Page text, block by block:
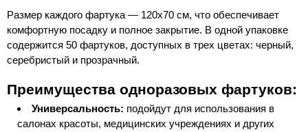
Размер каждого фартука — 120х70 см, что обеспечивает
комфортную посадку и полное закрытие. В одной упаковке
содержится 50 фартуков, доступных в трех цветах: черный,
серебристый и прозрачный.
Преимущества одноразовых фартуков:
Универсальность: подойдут для использования в
салонах красоты, медицинских учреждениях и других